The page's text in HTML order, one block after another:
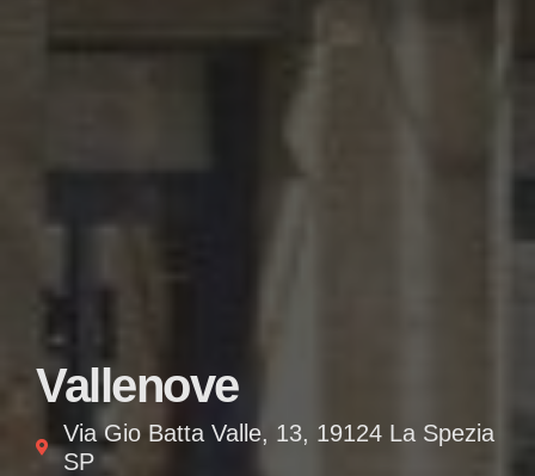
Vallenove
Via Gio Batta Valle, 13, 19124 La Spezia
SP